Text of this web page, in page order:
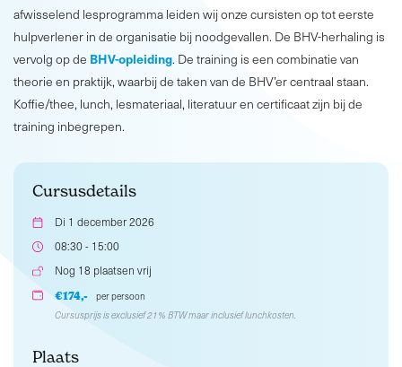
afwisselend lesprogramma leiden wij onze cursisten op tot eerste
hulpverlener in de organisatie bij noodgevallen. De BHV-herhaling is
vervolg op de BHV-opleiding. De training is een combinatie van
theorie en praktijk, waarbij de taken van de BHV’er centraal staan.
Koffie/thee, lunch, lesmateriaal, literatuur en certificaat zijn bij de
training inbegrepen.
Cursusdetails
Di 1 december 2026
08:30 - 15:00
Nog 18 plaatsen vrij
€174,-
per persoon
Cursusprijs is exclusief 21% BTW maar inclusief lunchkosten.
Plaats